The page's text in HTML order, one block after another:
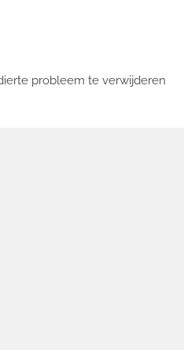
probleem te verwijderen